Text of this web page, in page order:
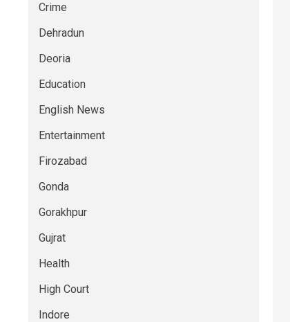
Crime
Dehradun
Deoria
Education
English News
Entertainment
Firozabad
Gonda
Gorakhpur
Gujrat
Health
High Court
Indore